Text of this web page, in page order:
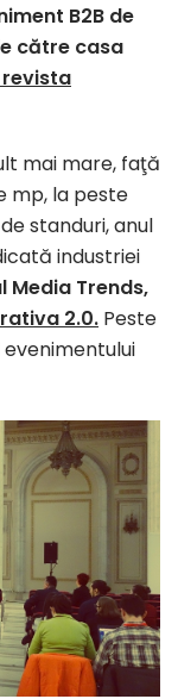
B2B de
către casa
mai mare, faţă
mp, la peste
standuri, anul
industriei
Media Trends,
2.0. Peste